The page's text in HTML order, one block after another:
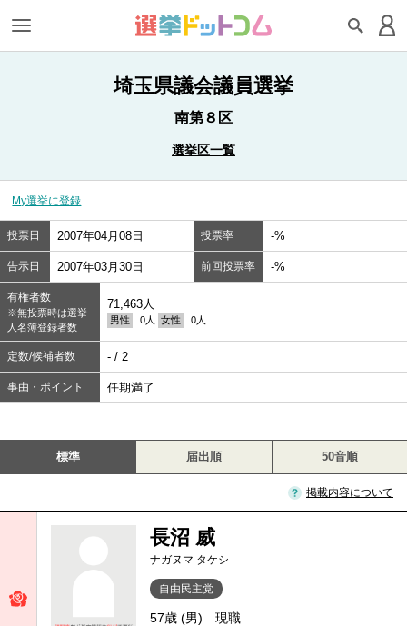
埼玉県議会議員選挙
南第８区
選挙区一覧
My選挙に登録
投票日 2007年04月08日 投票率 -%
告示日 2007年03月30日 前回投票率 -%
有権者数
※無投票時は選挙
人名簿登録者数
71,463人
男性 0人 女性 0人
定数/候補者数 - / 2
事由・ポイント 任期満了
標準 届出順 50音順
掲載内容について
長沼 威
ナガヌマ タケシ
自由民主党
57歳 (男) 現職